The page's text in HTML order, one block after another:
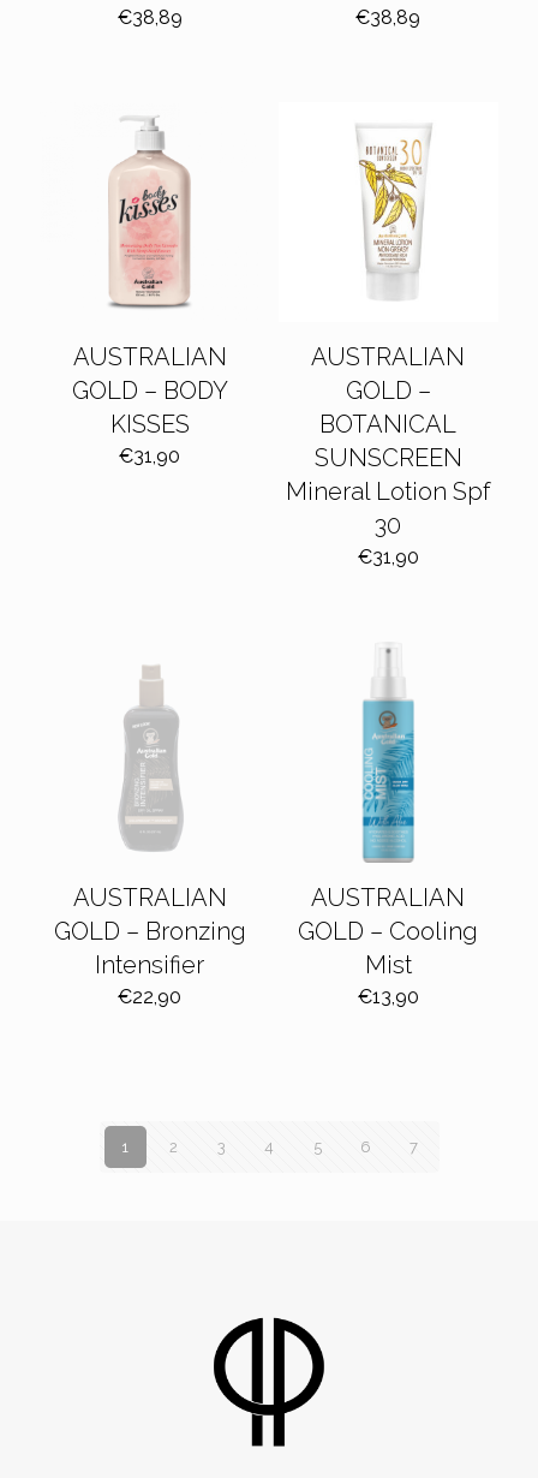
€38,89 €38,89
AUSTRALIAN
GOLD – BODY
KISSES
€31,90
AUSTRALIAN
GOLD –
BOTANICAL
SUNSCREEN
Mineral Lotion Spf
30
€31,90
AUSTRALIAN
GOLD – Bronzing
Intensifier
€22,90
AUSTRALIAN
GOLD – Cooling
Mist
€13,90
1 2 3 4 5 6 7